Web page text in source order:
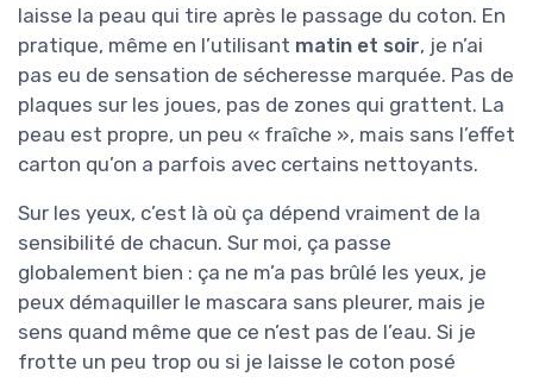
laisse la peau qui tire après le passage du coton. En
pratique, même en l’utilisant matin et soir, je n’ai
pas eu de sensation de sécheresse marquée. Pas de
plaques sur les joues, pas de zones qui grattent. La
peau est propre, un peu « fraîche », mais sans l’effet
carton qu’on a parfois avec certains nettoyants.
Sur les yeux, c’est là où ça dépend vraiment de la
sensibilité de chacun. Sur moi, ça passe
globalement bien : ça ne m’a pas brûlé les yeux, je
peux démaquiller le mascara sans pleurer, mais je
sens quand même que ce n’est pas de l’eau. Si je
frotte un peu trop ou si je laisse le coton posé